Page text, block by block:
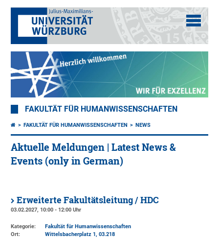
FAKULTÄT FÜR HUMANWISSENSCHAFTEN
FAKULTÄT FÜR HUMANWISSENSCHAFTEN NEWS
Aktuelle Meldungen | Latest News &
Events (only in German)
Erweiterte Fakultätsleitung / HDC
03.02.2027, 10:00 - 12:00 Uhr
Kategorie:
Fakultät für Humanwissenschaften
Ort:
Wittelsbacherplatz 1, 03.218